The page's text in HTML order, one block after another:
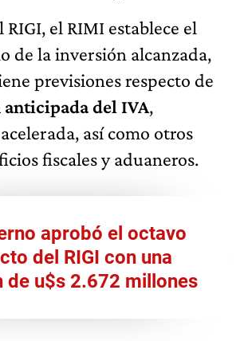
el RIMI establece el
de la inversión alcanzada,
previsiones respecto de
del IVA,
así como otros
fiscales y aduaneros.
aprobó el octavo
del RIGI con una
de u$s 2.672 millones